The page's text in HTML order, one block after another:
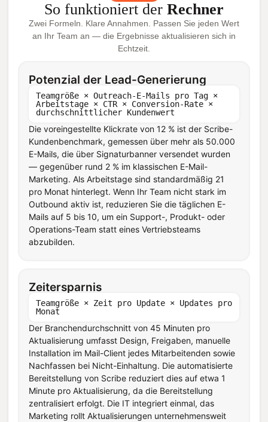
So funktioniert der Rechner
Zwei Formeln. Klare Annahmen. Passen Sie jeden Wert
an Ihr Team an — die Ergebnisse aktualisieren sich in
Echtzeit.
Potenzial der Lead-Generierung
Teamgröße × Outreach-E-Mails pro Tag ×
Arbeitstage × CTR × Conversion-Rate ×
durchschnittlicher Kundenwert
Die voreingestellte Klickrate von 12 % ist der Scribe-
Kundenbenchmark, gemessen über mehr als 50.000
E-Mails, die über Signaturbanner versendet wurden
— gegenüber rund 2 % im klassischen E-Mail-
Marketing. Als Arbeitstage sind standardmäßig 21
pro Monat hinterlegt. Wenn Ihr Team nicht stark im
Outbound aktiv ist, reduzieren Sie die täglichen E-
Mails auf 5 bis 10, um ein Support-, Produkt- oder
Operations-Team statt eines Vertriebsteams
abzubilden.
Zeitersparnis
Teamgröße × Zeit pro Update × Updates pro
Monat
Der Branchendurchschnitt von 45 Minuten pro
Aktualisierung umfasst Design, Freigaben, manuelle
Installation im Mail-Client jedes Mitarbeitenden sowie
Nachfassen bei Nicht-Einhaltung. Die automatisierte
Bereitstellung von Scribe reduziert dies auf etwa 1
Minute pro Aktualisierung, da die Bereitstellung
zentralisiert erfolgt. Die IT integriert einmal, das
Marketing rollt Aktualisierungen unternehmensweit